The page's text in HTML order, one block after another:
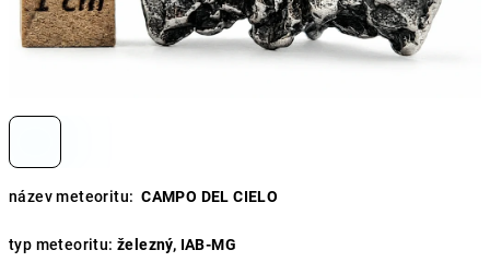
název meteoritu: CAMPO DEL CIELO
typ meteoritu: železný, IAB-MG